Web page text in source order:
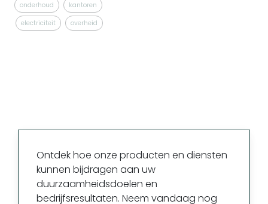
onderhoud
kantoren
electriciteit
overheid
Ontdek hoe onze producten en diensten
kunnen bijdragen aan uw
duurzaamheidsdoelen en
bedrijfsresultaten. Neem vandaag nog